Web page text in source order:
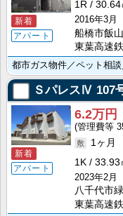
新着
アパート
1R
30.64
2016年3月
船橋市飯山
東葉高速
ＳパレスⅣ 107
新着
アパート
6.2万円
1ヶ月
1K
33.93
2023年2月
八千代市
東葉高速